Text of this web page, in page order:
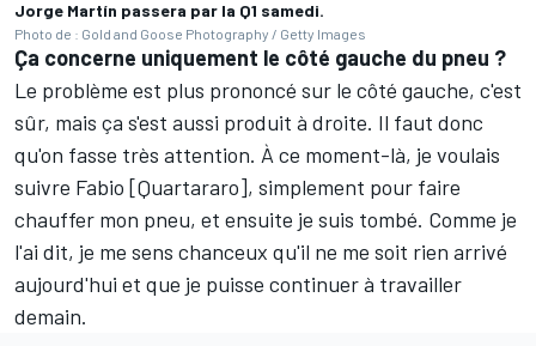
Jorge Martín passera par la Q1 samedi.
Photo de : Gold and Goose Photography / Getty Images
Ça concerne uniquement le côté gauche du pneu ?
Le problème est plus prononcé sur le côté gauche, c'est
sûr, mais ça s'est aussi produit à droite. Il faut donc
qu'on fasse très attention. À ce moment-là, je voulais
suivre Fabio [Quartararo], simplement pour faire
chauffer mon pneu, et ensuite je suis tombé. Comme je
l'ai dit, je me sens chanceux qu'il ne me soit rien arrivé
aujourd'hui et que je puisse continuer à travailler
demain.